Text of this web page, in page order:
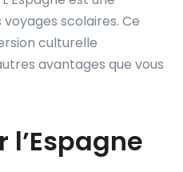
scolaires. Ce
culturelle
avantages que vous
l’Espagne